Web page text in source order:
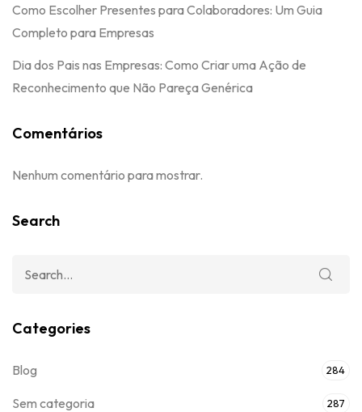
Como Escolher Presentes para Colaboradores: Um Guia
Completo para Empresas
Dia dos Pais nas Empresas: Como Criar uma Ação de
Reconhecimento que Não Pareça Genérica
Comentários
Nenhum comentário para mostrar.
Search
Categories
Blog 284
Sem categoria 287